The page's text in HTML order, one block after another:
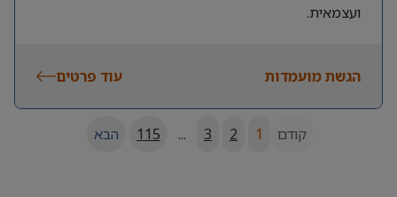
ועצמאית.
הגשת מועמדות עוד פרטים
קודם 1
2
3
...
115 הבא